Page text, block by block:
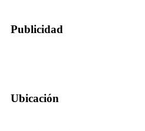
Publicidad
Ubicación